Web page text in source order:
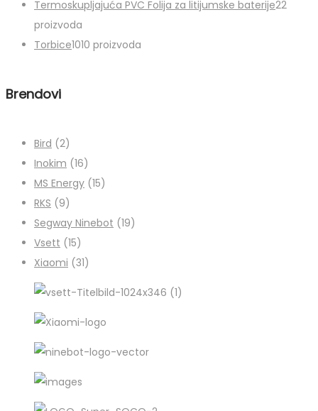
Termoskupljajuća PVC Folija za litijumske baterije22
proizvoda
Torbice1010 proizvoda
Brendovi
Bird (2)
Inokim (16)
MS Energy (15)
RKS (9)
Segway Ninebot (19)
Vsett (15)
Xiaomi (31)